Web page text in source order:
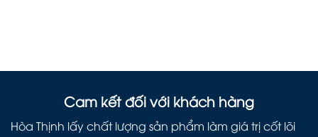
Cam kết đối với khách hàng
Hòa Thịnh lấy chất lượng sản phẩm làm giá trị cốt lõi